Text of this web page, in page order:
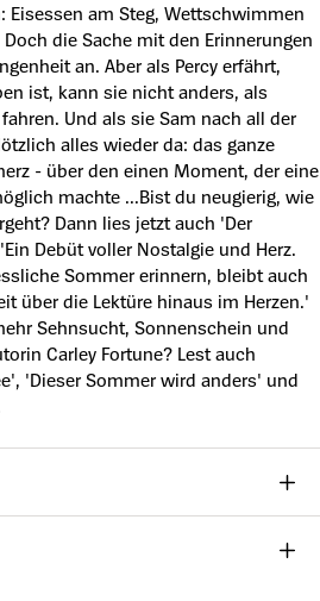
Eisessen am Steg, Wettschwimmen
die Sache mit den Erinnerungen
an. Aber als Percy erfährt,
ist, kann sie nicht anders, als
Und als sie Sam nach all der
alles wieder da: das ganze
- über den einen Moment, der eine
machte ...Bist du neugierig, wie
Dann lies jetzt auch 'Der
Debüt voller Nostalgie und Herz.
Sommer erinnern, bleibt auch
über die Lektüre hinaus im Herzen.'
Sehnsucht, Sonnenschein und
Carley Fortune? Lest auch
'Dieser Sommer wird anders' und